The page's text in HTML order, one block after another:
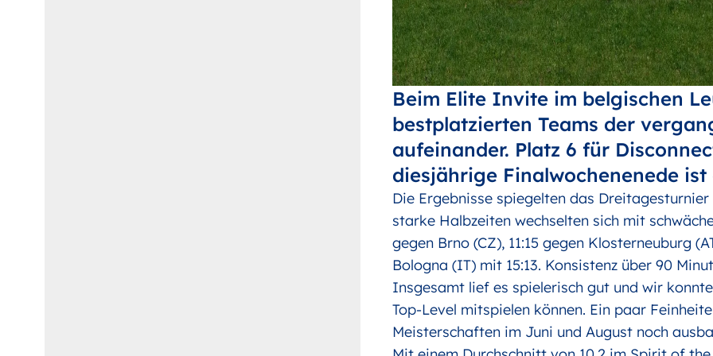
Beim Elite Invite im belgischen
bestplatzierten Teams der
aufeinander. Platz 6 für
diesjährige Finalwochenenede
Die Ergebnisse spiegelten das
starke Halbzeiten wechselten sich mit
gegen Brno (CZ), 11:15 gegen Klosterneuburg
Bologna (IT) mit 15:13. Konsistenz über 90
Insgesamt lief es spielerisch gut und wir
Top-Level mitspielen können. Ein paar
Meisterschaften im Juni und August noch